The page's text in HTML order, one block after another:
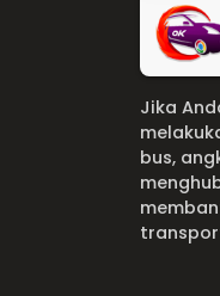
Jika
bus,